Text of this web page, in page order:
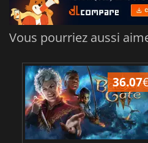
Vous pourriez aussi
36.07